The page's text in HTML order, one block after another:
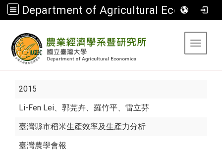
Department of Agricultural Economics
Toggle
2015
Li-Fen Lei、郭芫卉、羅竹平、雷立芬
臺灣縣市稻米生產效率及生產力分析
臺灣農學會報